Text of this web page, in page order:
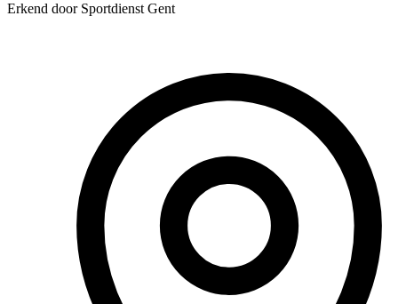
Erkend door Sportdienst Gent